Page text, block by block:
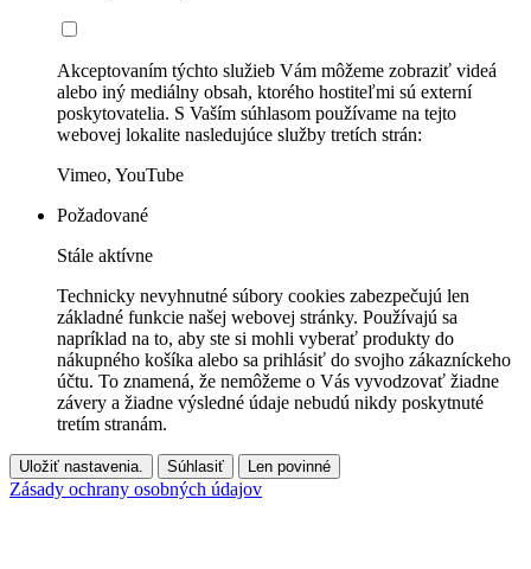
Akceptovaním týchto služieb Vám môžeme zobraziť videá
alebo iný mediálny obsah, ktorého hostiteľmi sú externí
poskytovatelia. S Vaším súhlasom používame na tejto
webovej lokalite nasledujúce služby tretích strán:
Vimeo, YouTube
Požadované
Stále aktívne
Technicky nevyhnutné súbory cookies zabezpečujú len
základné funkcie našej webovej stránky. Používajú sa
napríklad na to, aby ste si mohli vyberať produkty do
nákupného košíka alebo sa prihlásiť do svojho zákazníckeho
účtu. To znamená, že nemôžeme o Vás vyvodzovať žiadne
závery a žiadne výsledné údaje nebudú nikdy poskytnuté
tretím stranám.
Uložiť nastavenia. Súhlasiť Len povinné
Zásady ochrany osobných údajov